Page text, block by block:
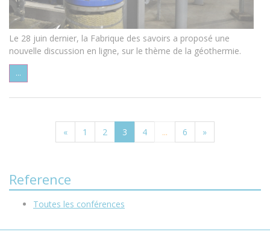
Le 28 juin dernier, la Fabrique des savoirs a proposé une
nouvelle discussion en ligne, sur le thème de la géothermie.
...
« 1 2 3 4 ... 6 »
Reference
Toutes les conférences